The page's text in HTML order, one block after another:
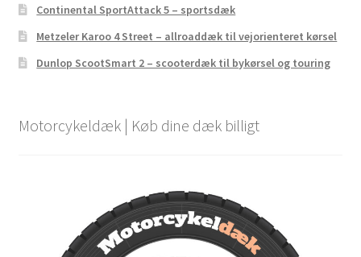
Continental SportAttack 5 – sportsdæk
Metzeler Karoo 4 Street – allroaddæk til vejorienteret kørsel
Dunlop ScootSmart 2 – scooterdæk til bykørsel og touring
Motorcykeldæk | Køb dine dæk billigt